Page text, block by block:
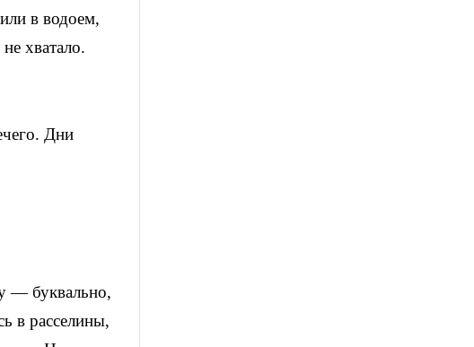
в водоем,
хватало.
Дни
— буквально,
в расселины,